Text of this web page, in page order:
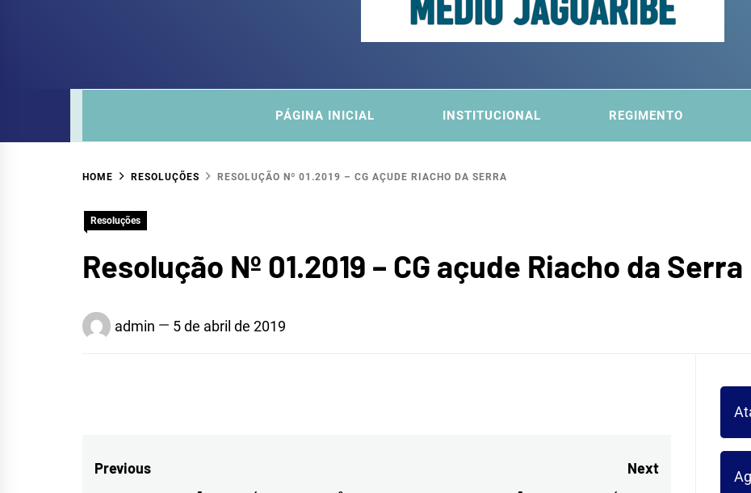
COMITÊ
BACIA
PÁGINA INICIAL INSTITUCIONAL REGIMENTO
HOME RESOLUÇÕES RESOLUÇÃO Nº 01.2019 – CG AÇUDE RIACHO DA SERRA
Resoluções
Resolução Nº 01.2019 – CG açude Riacho da Serra
admin 5 de abril de 2019
Navegação
Previous Next